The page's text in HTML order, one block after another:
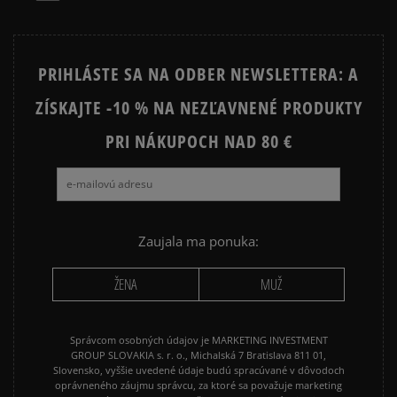
PRIHLÁSTE SA NA ODBER NEWSLETTERA: A
ZÍSKAJTE -10 % NA NEZĽAVNENÉ PRODUKTY
PRI NÁKUPOCH NAD 80 €
Zaujala ma ponuka:
ŽENA MUŽ
Správcom osobných údajov je MARKETING INVESTMENT
GROUP SLOVAKIA s. r. o., Michalská 7 Bratislava 811 01,
Slovensko, vyššie uvedené údaje budú spracúvané v dôvodoch
oprávneného záujmu správcu, za ktoré sa považuje marketing